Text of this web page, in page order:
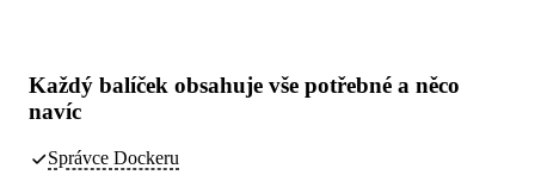
Každý balíček obsahuje vše potřebné a něco
navíc
Správce Dockeru